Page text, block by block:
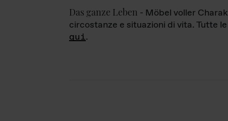
Das ganze Leben - Möbel voller
circostanze e situazioni di vita. Tutte
qui.